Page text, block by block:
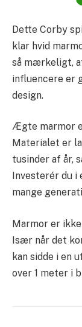
Dette Corby
klar hvid
så mærkeligt,
influencere er
design.
Ægte marmor
Materialet er
tusinder af år,
Investerér du
mange
Marmor er
Især når det
kan sidde i en
over 1 meter i